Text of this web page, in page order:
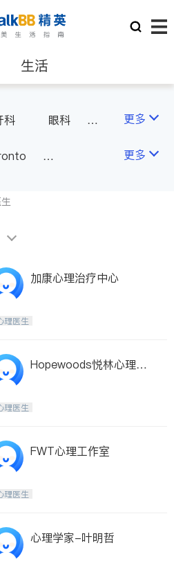
生活
房地产租售
科
眼科
医生-其它
更多
Newmarket
Maple
Guelph
Ajax
Niagara Falls
Concord
King
更多
加康心理治疗中心
理医生
Hopewoods悦林心理诊
理医生
FWT心理工作室
理医生
心理学家-叶明哲